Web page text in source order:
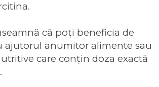
că poți beneficia de
ajutorul anumitor alimente sau
care conțin doza exactă